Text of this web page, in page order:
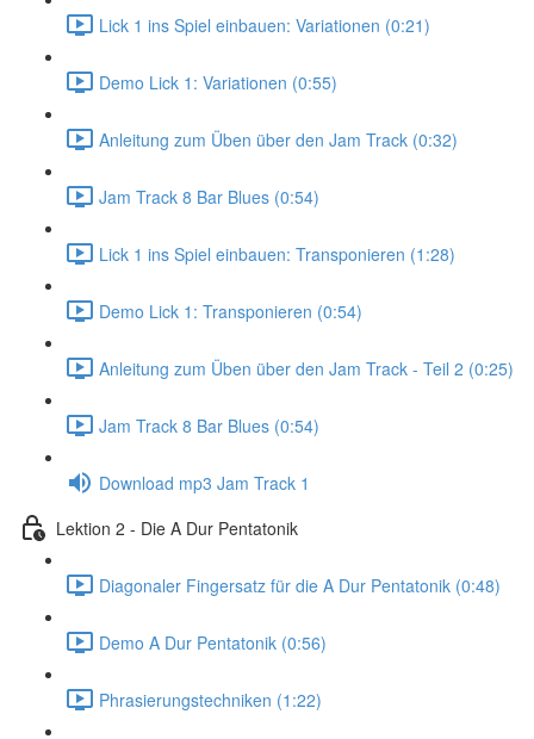
Lick 1 ins Spiel einbauen: Variationen (0:21)
Demo Lick 1: Variationen (0:55)
Anleitung zum Üben über den Jam Track (0:32)
Jam Track 8 Bar Blues (0:54)
Lick 1 ins Spiel einbauen: Transponieren (1:28)
Demo Lick 1: Transponieren (0:54)
Anleitung zum Üben über den Jam Track - Teil 2 (0:25)
Jam Track 8 Bar Blues (0:54)
Download mp3 Jam Track 1
Lektion 2 - Die A Dur Pentatonik
Diagonaler Fingersatz für die A Dur Pentatonik (0:48)
Demo A Dur Pentatonik (0:56)
Phrasierungstechniken (1:22)